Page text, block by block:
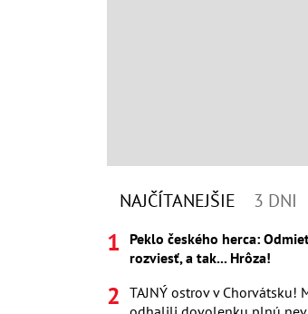
NAJČÍTANEJŠIE 3 DNI
Peklo českého herca:
rozviesť, a tak... Hrôza!
TAJNÝ ostrov v Chorvátsku!